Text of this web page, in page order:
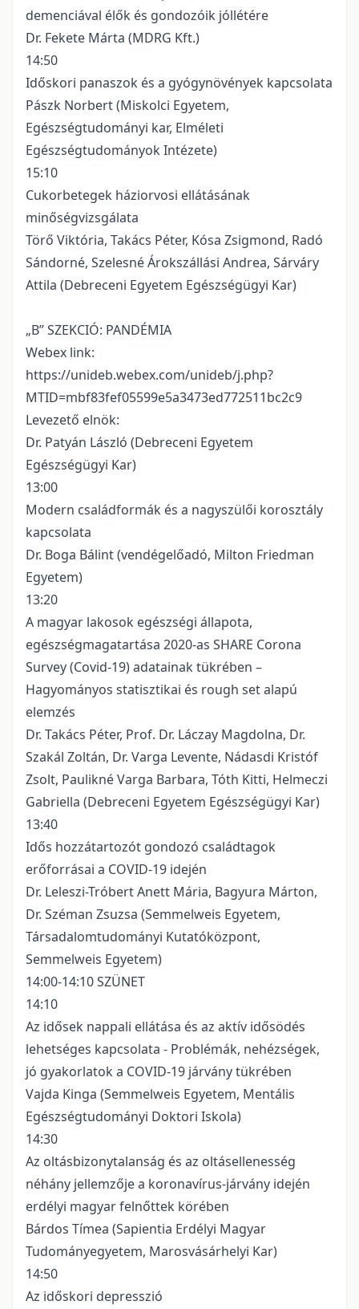
demenciával élők és gondozóik jóllétére
Dr. Fekete Márta (MDRG Kft.)
14:50
Időskori panaszok és a gyógynövények kapcsolata
Pászk Norbert (Miskolci Egyetem,
Egészségtudományi kar, Elméleti
Egészségtudományok Intézete)
15:10
Cukorbetegek háziorvosi ellátásának
minőségvizsgálata
Törő Viktória, Takács Péter, Kósa Zsigmond, Radó
Sándorné, Szelesné Árokszállási Andrea, Sárváry
Attila (Debreceni Egyetem Egészségügyi Kar)
„B” SZEKCIÓ: PANDÉMIA
Webex link:
https://unideb.webex.com/unideb/j.php?
MTID=mbf83fef05599e5a3473ed772511bc2c9
Levezető elnök:
Dr. Patyán László (Debreceni Egyetem
Egészségügyi Kar)
13:00
Modern családformák és a nagyszülői korosztály
kapcsolata
Dr. Boga Bálint (vendégelőadó, Milton Friedman
Egyetem)
13:20
A magyar lakosok egészségi állapota,
egészségmagatartása 2020-as SHARE Corona
Survey (Covid-19) adatainak tükrében –
Hagyományos statisztikai és rough set alapú
elemzés
Dr. Takács Péter, Prof. Dr. Láczay Magdolna, Dr.
Szakál Zoltán, Dr. Varga Levente, Nádasdi Kristóf
Zsolt, Paulikné Varga Barbara, Tóth Kitti, Helmeczi
Gabriella (Debreceni Egyetem Egészségügyi Kar)
13:40
Idős hozzátartozót gondozó családtagok
erőforrásai a COVID-19 idején
Dr. Leleszi-Tróbert Anett Mária, Bagyura Márton,
Dr. Széman Zsuzsa (Semmelweis Egyetem,
Társadalomtudományi Kutatóközpont,
Semmelweis Egyetem)
14:00-14:10 SZÜNET
14:10
Az idősek nappali ellátása és az aktív idősödés
lehetséges kapcsolata - Problémák, nehézségek,
jó gyakorlatok a COVID-19 járvány tükrében
Vajda Kinga (Semmelweis Egyetem, Mentális
Egészségtudományi Doktori Iskola)
14:30
Az oltásbizonytalanság és az oltásellenesség
néhány jellemzője a koronavírus-járvány idején
erdélyi magyar felnőttek körében
Bárdos Tímea (Sapientia Erdélyi Magyar
Tudományegyetem, Marosvásárhelyi Kar)
14:50
Az időskori depresszió